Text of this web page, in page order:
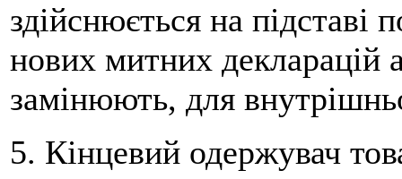
здійснюється на підставі
нових митних декларацій
замінюють, для
5. Кінцевий одержувач